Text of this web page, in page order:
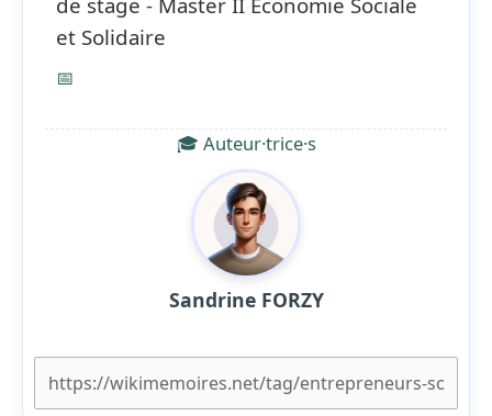
et Solidaire
📅
🎓 Auteur·trice·s
Sandrine FORZY